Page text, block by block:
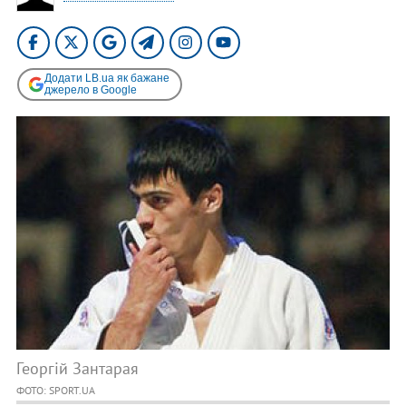
Додати LB.ua як бажане
джерело в Google
Георгій Зантарая
ФОТО: SPORT.UA